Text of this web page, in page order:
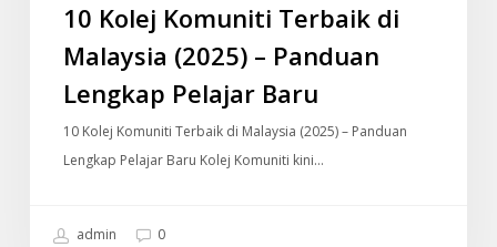
10 Kolej Komuniti Terbaik di
Malaysia (2025) – Panduan
Lengkap Pelajar Baru
10 Kolej Komuniti Terbaik di Malaysia (2025) – Panduan
Lengkap Pelajar Baru Kolej Komuniti kini…
admin 0